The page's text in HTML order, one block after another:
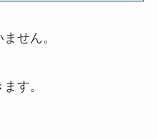
せん。
す。